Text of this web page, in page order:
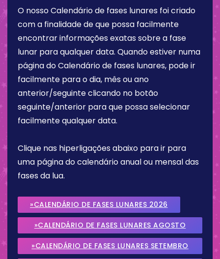
O nosso Calendário de fases lunares foi criado
com a finalidade de que possa facilmente
encontrar informações exatas sobre a fase
lunar para qualquer data. Quando estiver numa
página do Calendário de fases lunares, pode ir
facilmente para o dia, mês ou ano
anterior/seguinte clicando no botão
seguinte/anterior para que possa selecionar
facilmente qualquer data.
Clique nas hiperligações abaixo para ir para
uma página do calendário anual ou mensal das
fases da lua.
»CALENDÁRIO DE FASES LUNARES 2026
»CALENDÁRIO DE FASES LUNARES AGOSTO
2026
»CALENDÁRIO DE FASES LUNARES SETEMBRO